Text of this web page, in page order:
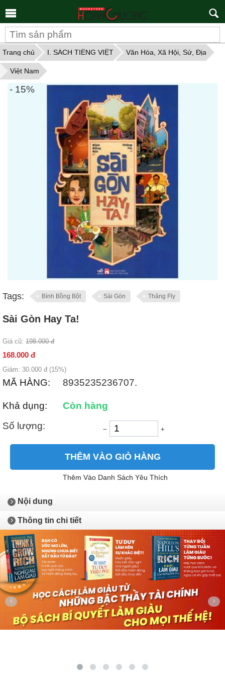
kiếm
Trang chủ I. SÁCH TIẾNG VIỆT Văn Hóa, Xã Hội, Sử, Địa
Việt Nam
Tags: Bình Bồng Bột Sài Gòn Thăng Fly
- 15%
Sài Gòn Hay Ta!
Giá cũ: 198.000 đ
168.000 đ
Giảm: 30.000 đ (15%)
MÃ HÀNG: 8935235236707.
Khả dụng:
Còn hàng
Số lượng:
− +
THÊM VÀO GIỎ HÀNG
Thêm Vào Danh Sách Yêu Thích
Nội dung
Thông tin chi tiết